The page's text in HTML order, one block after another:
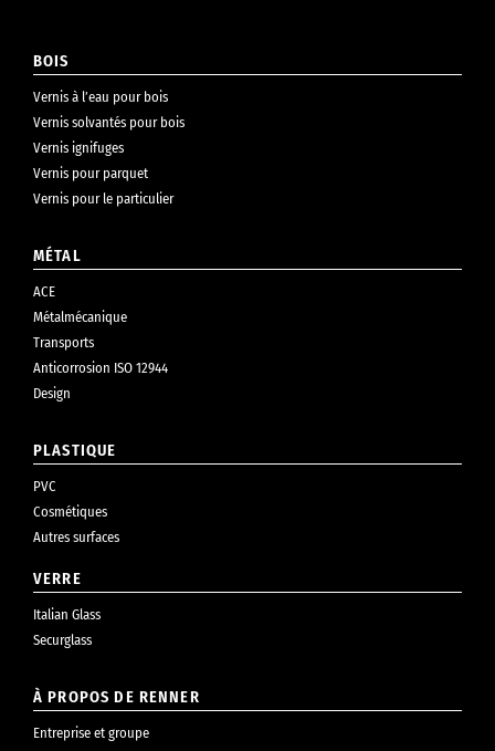
BOIS
Vernis à l’eau pour bois
Vernis solvantés pour bois
Vernis ignifuges
Vernis pour parquet
Vernis pour le particulier
MÉTAL
ACE
Métalmécanique
Transports
Anticorrosion ISO 12944
Design
PLASTIQUE
PVC
Cosmétiques
Autres surfaces
VERRE
Italian Glass
Securglass
À PROPOS DE RENNER
Entreprise et groupe